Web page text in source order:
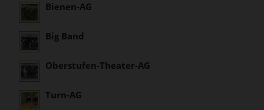
Bienen-AG
Big Band
Oberstufen-Theater-AG
Turn-AG